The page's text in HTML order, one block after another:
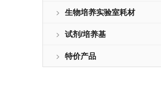
生物培养实验室耗材
试剂/培养基
特价产品